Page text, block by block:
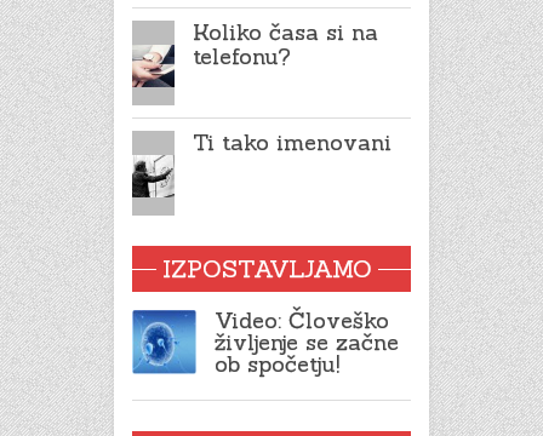
Koliko časa si na
telefonu?
Ti tako imenovani
IZPOSTAVLJAMO
Video: Človeško
življenje se začne
ob spočetju!